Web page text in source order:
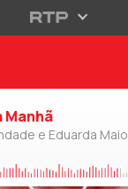
Manhã
e Eduarda Maio